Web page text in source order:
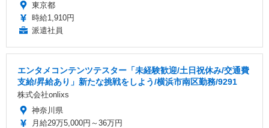
東京都
時給1,910円
派遣社員
エンタメコンテンツテスター「未経験歓迎/土日祝休み/交通費
支給/昇給あり」新たな挑戦をしよう/横浜市南区勤務/9291
株式会社onlixs
神奈川県
月給29万5,000円～36万円